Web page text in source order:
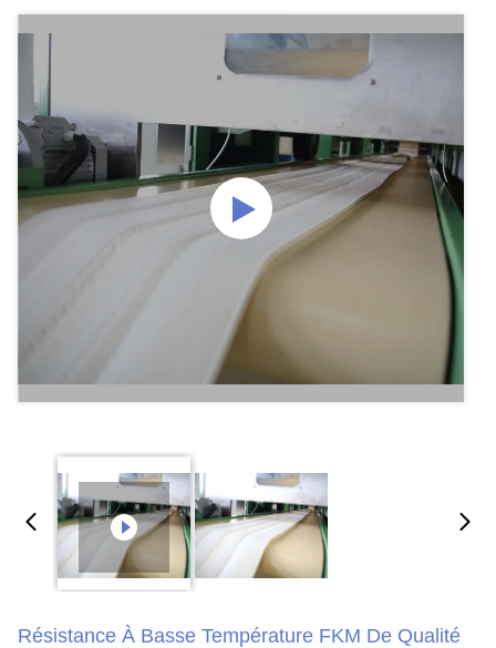
Résistance À Basse Température FKM De Qualité